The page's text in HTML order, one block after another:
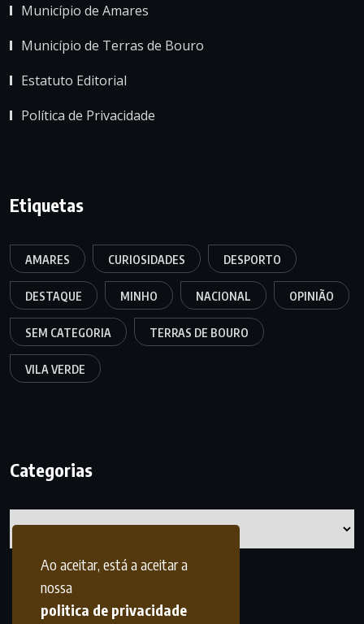
Ao aceitar, está a aceitar a
nossa
politica de privacidade
Município de Amares
Município de Terras de Bouro
Estatuto Editorial
Política de Privacidade
Etiquetas
AMARES CURIOSIDADES DESPORTO
DESTAQUE MINHO NACIONAL OPINIÃO
SEM CATEGORIA TERRAS DE BOURO
VILA VERDE
Categorias